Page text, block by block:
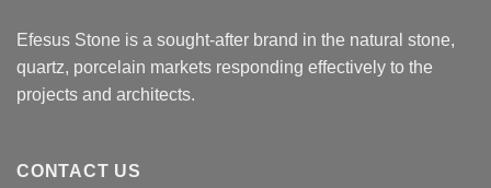
Efesus Stone is a sought-after brand in the natural stone,
quartz, porcelain markets responding effectively to the
projects and architects.
CONTACT US